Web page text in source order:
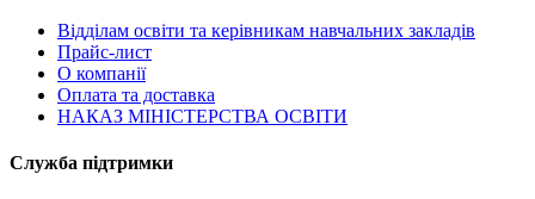
Відділам освіти та керівникам навчальних закладів
Прайс-лист
О компанії
Оплата та доставка
НАКАЗ МІНІСТЕРСТВА ОСВІТИ
Служба підтримки